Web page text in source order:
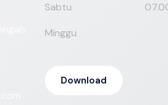
Sabtu
Minggu
Download